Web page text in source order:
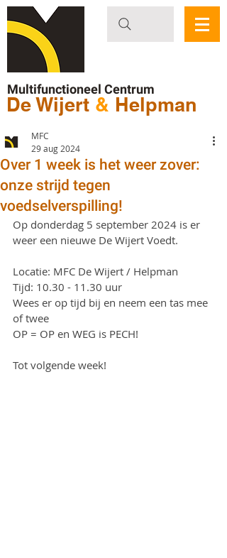
Multifunctioneel Centrum
De Wijert & Helpman
Over 1 week is het weer zover:
onze strijd tegen
voedselverspilling!
MFC
29 aug 2024
Op donderdag 5 september 2024 is er
weer een nieuwe De Wijert Voedt.
Locatie: MFC De Wijert / Helpman
Tijd: 10.30 - 11.30 uur
Wees er op tijd bij en neem een tas mee
of twee
OP = OP en WEG is PECH!
Tot volgende week!